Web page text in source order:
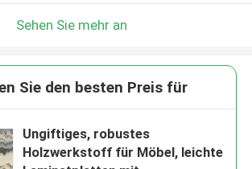
Sehen Sie mehr an
Sie den besten Preis für
Ungiftiges, robustes
Holzwerkstoff für Möbel, leichte